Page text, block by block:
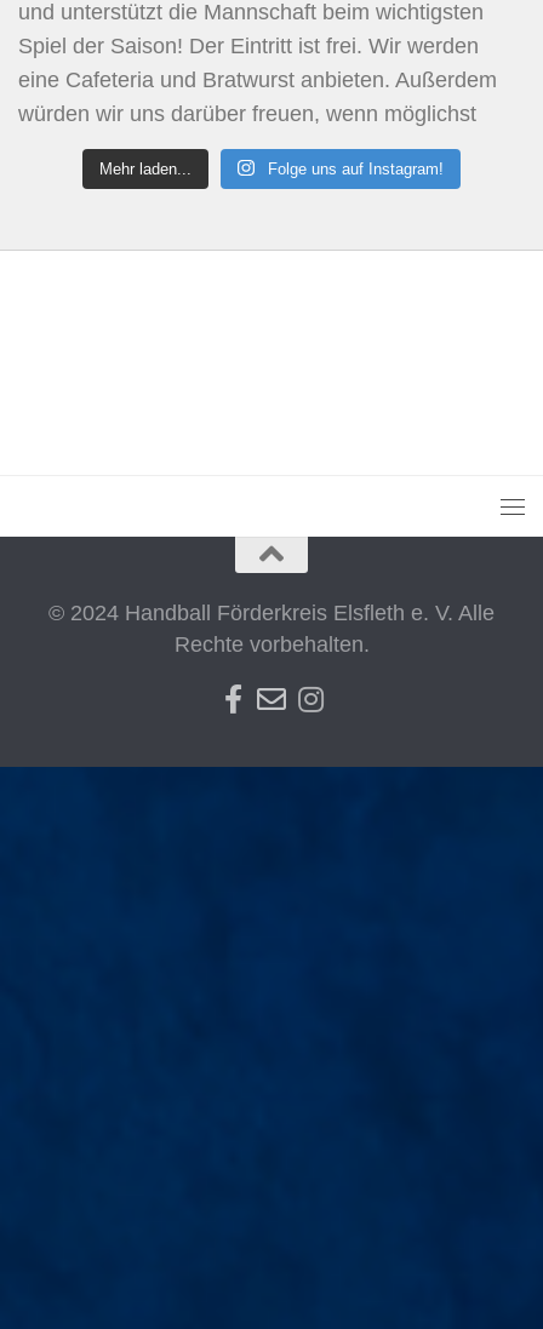
Mehr laden... Folge uns auf Instagram!
© 2024 Handball Förderkreis Elsfleth e. V. Alle
Rechte vorbehalten.